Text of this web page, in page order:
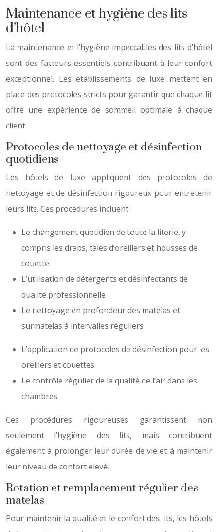
Maintenance et hygiène des lits
d’hôtel
La maintenance et l’hygiène impeccables des lits d’hôtel
sont des facteurs essentiels contribuant à leur confort
exceptionnel. Les établissements de luxe mettent en
place des protocoles stricts pour garantir que chaque lit
offre une expérience de sommeil optimale à chaque
client.
Protocoles de nettoyage et désinfection
quotidiens
Les hôtels de luxe appliquent des protocoles de
nettoyage et de désinfection rigoureux pour entretenir
leurs lits. Ces procédures incluent :
Le changement quotidien de toute la literie, y
compris les draps, taies d’oreillers et housses de
couette
L’utilisation de détergents et désinfectants de
qualité professionnelle
Le nettoyage en profondeur des matelas et
surmatelas à intervalles réguliers
L’application de protocoles de désinfection pour les
oreillers et couettes
Le contrôle régulier de la qualité de l’air dans les
chambres
Ces procédures rigoureuses garantissent non
seulement l’hygiène des lits, mais contribuent
également à prolonger leur durée de vie et à maintenir
leur niveau de confort élevé.
Rotation et remplacement régulier des
matelas
Pour maintenir la qualité et le confort des lits, les hôtels